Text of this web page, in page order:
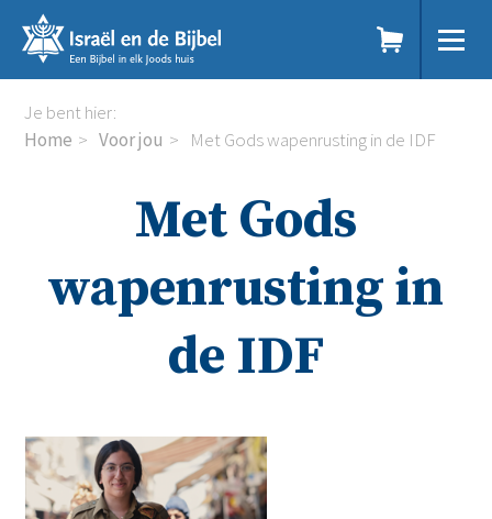
links
naar
de
navigatie
Je bent hier:
Home
Voor jou Met Gods wapenrusting in de IDF
Met Gods
wapenrusting in
de IDF
Dit doen we
Kennisbank
Podcast
Magazine
Digitale nieuwsbrief
Kinderwerk
Jongerenwerk
Webshop
Over ons